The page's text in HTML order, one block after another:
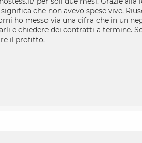
che non avevo spese vive.
ho messo via una cifra che in un
e chiedere dei contratti a termine.
il profitto.